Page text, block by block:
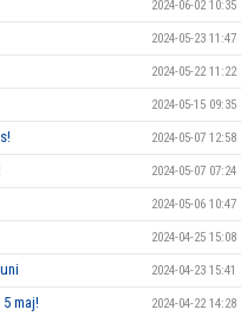
2024-06-02 10:35
2024-05-23 11:47
2024-05-22 11:22
2024-05-15 09:35
2024-05-07 12:58
2024-05-07 07:24
2024-05-06 10:47
2024-04-25 15:08
2024-04-23 15:41
maj! 2024-04-22 14:28